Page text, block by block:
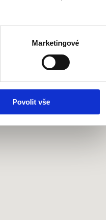
Marketingové
Povolit vše